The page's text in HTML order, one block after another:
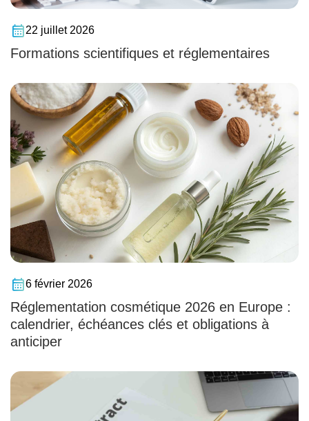
22 juillet 2026
Formations scientifiques et réglementaires
6 février 2026
Réglementation cosmétique 2026 en Europe :
calendrier, échéances clés et obligations à
anticiper